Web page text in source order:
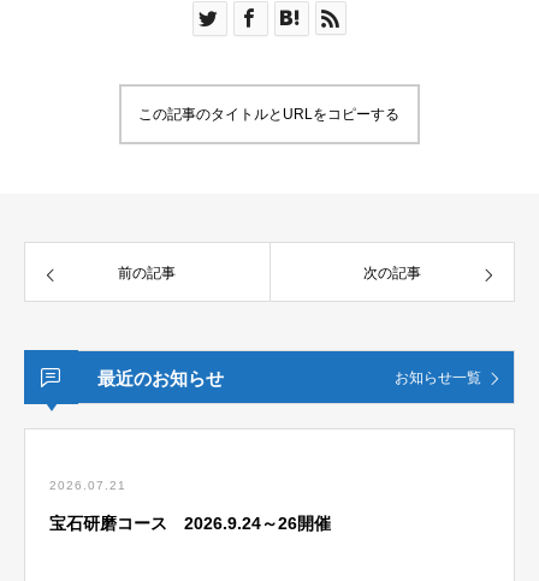
この記事のタイトルとURLをコピーする
前の記事 次の記事
最近のお知らせ お知らせ一覧
2026.07.21
宝石研磨コース 2026.9.24～26開催